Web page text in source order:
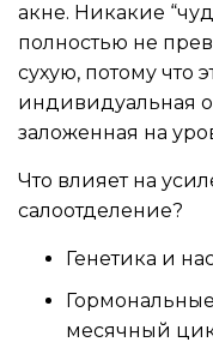
акне. Никакие
полностью не
сухую, потому что
индивидуальная
заложенная на
Что влияет на
салоотделение?
Генетика и
месячный